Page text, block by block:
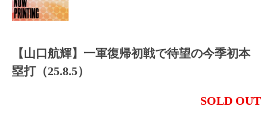
【山口航輝】一軍復帰初戦で待望の今季初本
塁打（25.8.5）
SOLD OUT